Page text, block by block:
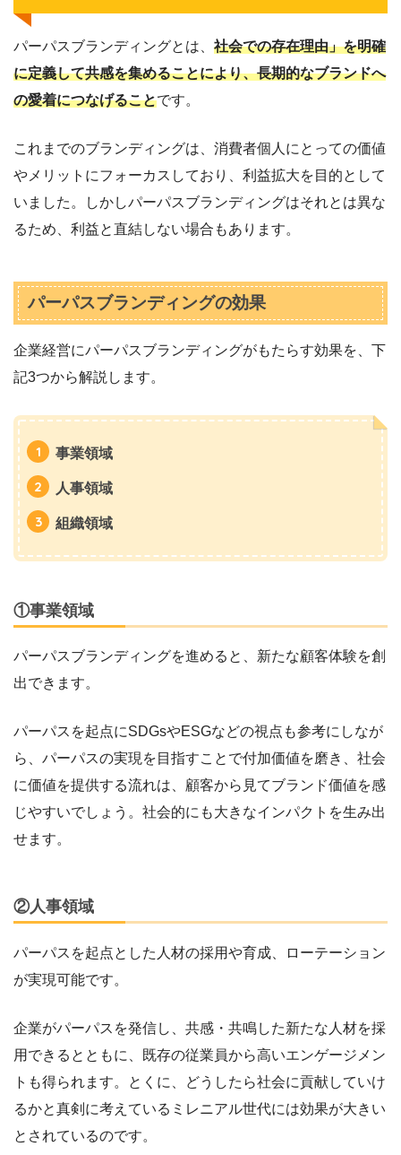
パーパスブランディングとは、 社会での存在理由」を明確
に定義して共感を集めることにより、長期的なブランドへ
の愛着につなげることです。
これまでのブランディングは、消費者個人にとっての価値
やメリットにフォーカスしており、利益拡大を目的として
いました。しかしパーパスブランディングはそれとは異な
るため、利益と直結しない場合もあります。
パーパスブランディングの効果
企業経営にパーパスブランディングがもたらす効果を、下
記3つから解説します。
事業領域
人事領域
組織領域
①事業領域
パーパスブランディングを進めると、新たな顧客体験を創
出できます。
パーパスを起点にSDGsやESGなどの視点も参考にしなが
ら、パーパスの実現を目指すことで付加価値を磨き、社会
に価値を提供する流れは、顧客から見てブランド価値を感
じやすいでしょう。社会的にも大きなインパクトを生み出
せます。
②人事領域
パーパスを起点とした人材の採用や育成、ローテーション
が実現可能です。
企業がパーパスを発信し、共感・共鳴した新たな人材を採
用できるとともに、既存の従業員から高いエンゲージメン
トも得られます。とくに、どうしたら社会に貢献していけ
るかと真剣に考えているミレニアル世代には効果が大きい
とされているのです。